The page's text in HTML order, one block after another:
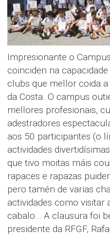
Impresionante o
coinciden na
clubs que mellor coida
da Costa. O campus
mellores profesionais,
adestradores
aos 50 participantes (o
actividades
que tivo moitas máis
rapaces e rapazas
pero tamén de varias
actividades como visitar
cabalo… A clausura foi
presidente da RFGF,